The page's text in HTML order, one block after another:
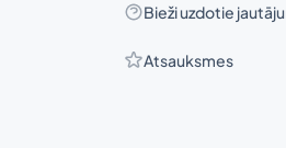
Bieži uzdotie
Atsauksmes